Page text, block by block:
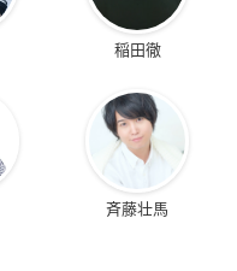
稲田徹
斉藤壮馬